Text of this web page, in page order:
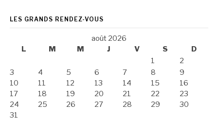
LES GRANDS RENDEZ-VOUS
août 2026
L
M M J V S
D
1
2
3
4 5 6 7 8
9
10
11 12 13 14 15
16
17
18 19 20 21 22
23
24
25 26 27 28 29
30
31